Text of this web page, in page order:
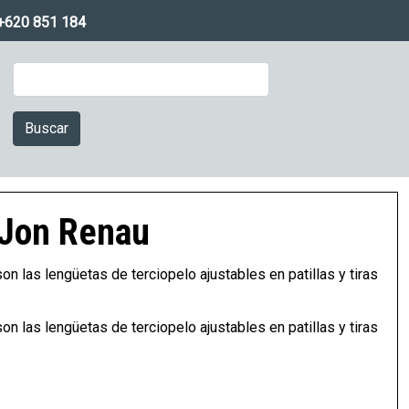
851 184
Buscar
Renau
las lengüetas de terciopelo ajustables en patillas y tiras
las lengüetas de terciopelo ajustables en patillas y tiras